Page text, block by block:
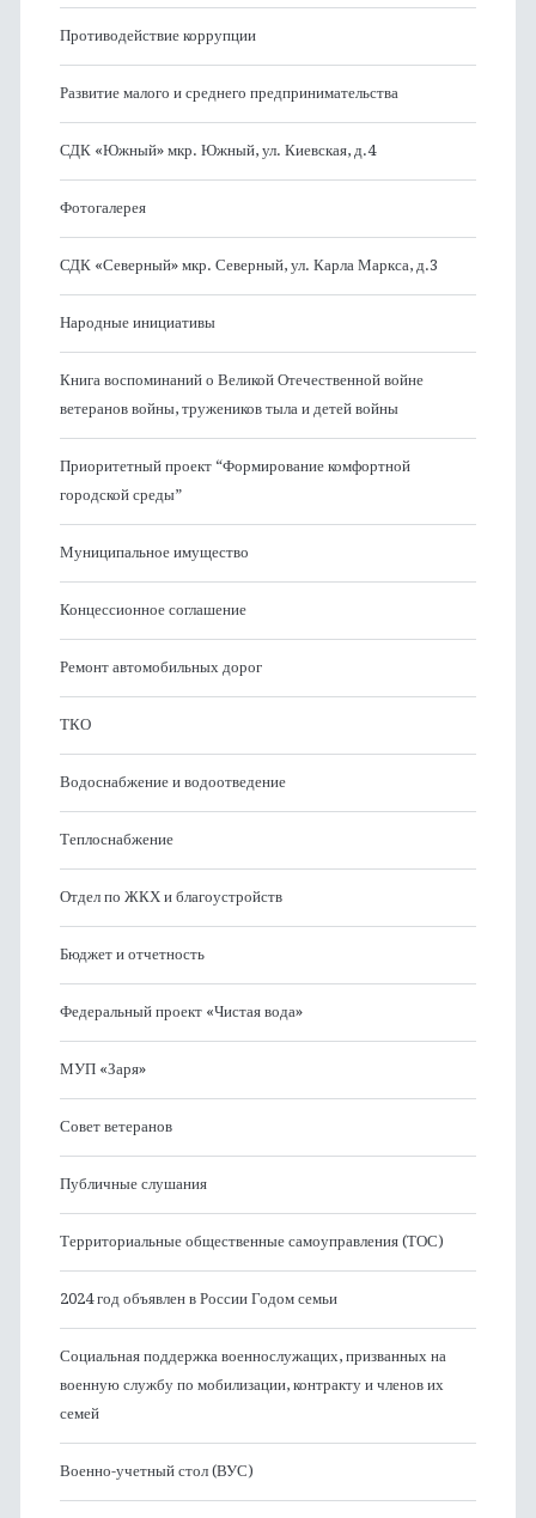
Противодействие коррупции
Развитие малого и среднего предпринимательства
СДК «Южный» мкр. Южный, ул. Киевская, д.4
Фотогалерея
СДК «Северный» мкр. Северный, ул. Карла Маркса, д.3
Народные инициативы
Книга воспоминаний о Великой Отечественной войне
ветеранов войны, тружеников тыла и детей войны
Приоритетный проект “Формирование комфортной
городской среды”
Муниципальное имущество
Концессионное соглашение
Ремонт автомобильных дорог
ТКО
Водоснабжение и водоотведение
Теплоснабжение
Отдел по ЖКХ и благоустройств
Бюджет и отчетность
Федеральный проект «Чистая вода»
МУП «Заря»
Совет ветеранов
Публичные слушания
Территориальные общественные самоуправления (ТОС)
2024 год объявлен в России Годом семьи
Социальная поддержка военнослужащих, призванных на
военную службу по мобилизации, контракту и членов их
семей
Военно-учетный стол (ВУС)